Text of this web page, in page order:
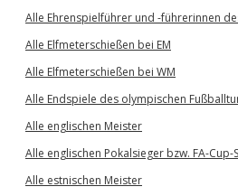
Alle Ehrenspielführer und -führerinnen
Alle Elfmeterschießen bei EM
Alle Elfmeterschießen bei WM
Alle Endspiele des olympischen
Alle englischen Meister
Alle englischen Pokalsieger bzw. FA-Cup-
Alle estnischen Meister